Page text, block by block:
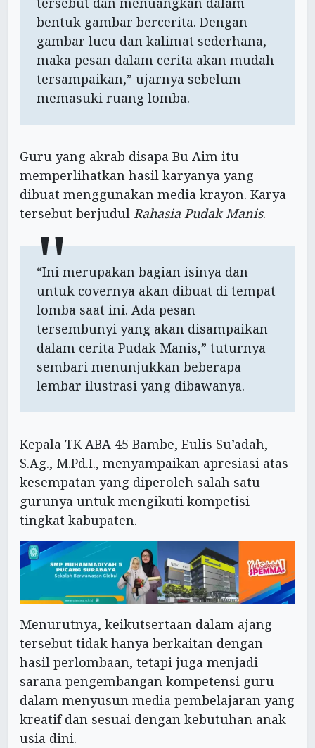
bentuk gambar bercerita. Dengan
gambar lucu dan kalimat sederhana,
maka pesan dalam cerita akan mudah
tersampaikan,” ujarnya sebelum
memasuki ruang lomba.
Guru yang akrab disapa Bu Aim itu
memperlihatkan hasil karyanya yang
dibuat menggunakan media krayon. Karya
tersebut berjudul Rahasia Pudak Manis.
“Ini merupakan bagian isinya dan
untuk covernya akan dibuat di tempat
lomba saat ini. Ada pesan
tersembunyi yang akan disampaikan
dalam cerita Pudak Manis,” tuturnya
sembari menunjukkan beberapa
lembar ilustrasi yang dibawanya.
Kepala TK ABA 45 Bambe, Eulis Su’adah,
S.Ag., M.Pd.I., menyampaikan apresiasi atas
kesempatan yang diperoleh salah satu
gurunya untuk mengikuti kompetisi
tingkat kabupaten.
Menurutnya, keikutsertaan dalam ajang
tersebut tidak hanya berkaitan dengan
hasil perlombaan, tetapi juga menjadi
sarana pengembangan kompetensi guru
dalam menyusun media pembelajaran yang
kreatif dan sesuai dengan kebutuhan anak
usia dini.